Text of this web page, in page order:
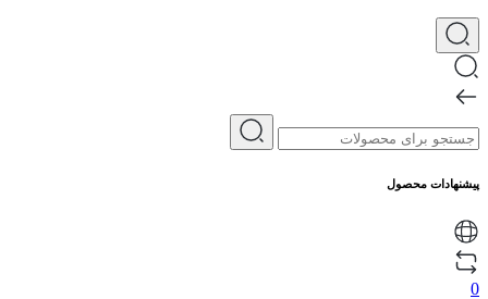
پیشنهادات محصول
0